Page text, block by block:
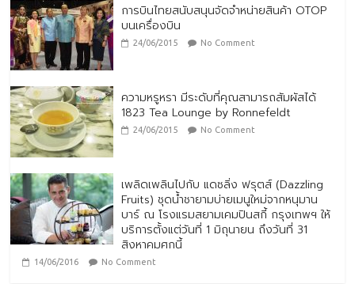
การบินไทยสนับสนุนจัดจำหน่ายสินค้า OTOP
บนเครื่องบิน
24/06/2015 No Comment
ความหรูหรา มีระดับที่คุณสามารถสัมผัสได้
1823 Tea Lounge by Ronnefeldt
24/06/2015 No Comment
เพลิดเพลินไปกับ แดซลิ่ง ฟรุตส์ (Dazzling
Fruits) ชุดน้ำชายามบ่ายเมนูใหม่จากหนุมาน
บาร์ ณ โรงแรมสยามเคมปินสกี้ กรุงเทพฯ ให้
บริการตั้งแต่วันที่ 1 มิถุนายน ถึงวันที่ 31
สิงหาคมศกนี้
14/06/2016 No Comment